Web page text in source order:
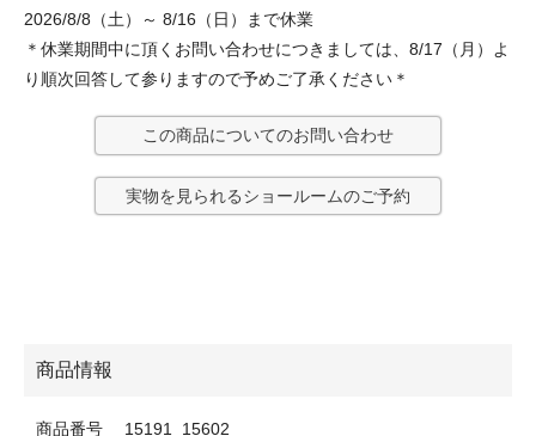
2026/8/8（土）～ 8/16（日）まで休業
＊休業期間中に頂くお問い合わせにつきましては、8/17（月）よ
り順次回答して参りますので予めご了承ください＊
この商品についてのお問い合わせ
実物を見られるショールームのご予約
商品情報
商品番号 15191_15602